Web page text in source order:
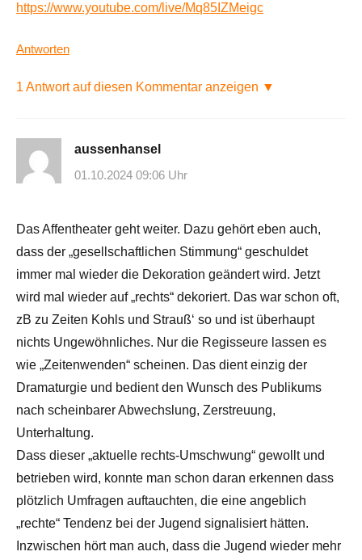
https://www.youtube.com/live/Mq85IZMeigc
Antworten
1 Antwort auf diesen Kommentar anzeigen ▼
aussenhansel
01.10.2024 09:06 Uhr
Das Affentheater geht weiter. Dazu gehört eben auch,
dass der „gesellschaftlichen Stimmung“ geschuldet
immer mal wieder die Dekoration geändert wird. Jetzt
wird mal wieder auf „rechts“ dekoriert. Das war schon oft,
zB zu Zeiten Kohls und Strauß‘ so und ist überhaupt
nichts Ungewöhnliches. Nur die Regisseure lassen es
wie „Zeitenwenden“ scheinen. Das dient einzig der
Dramaturgie und bedient den Wunsch des Publikums
nach scheinbarer Abwechslung, Zerstreuung,
Unterhaltung.
Dass dieser „aktuelle rechts-Umschwung“ gewollt und
betrieben wird, konnte man schon daran erkennen dass
plötzlich Umfragen auftauchten, die eine angeblich
„rechte“ Tendenz bei der Jugend signalisiert hätten.
Inzwischen hört man auch, dass die Jugend wieder mehr